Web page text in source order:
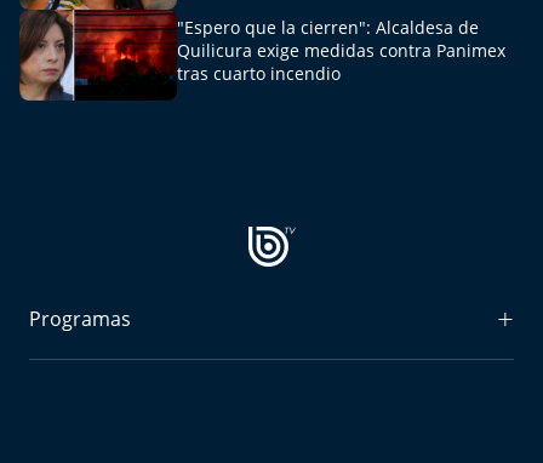
"Espero que la cierren": Alcaldesa de
Quilicura exige medidas contra Panimex
tras cuarto incendio
Programas